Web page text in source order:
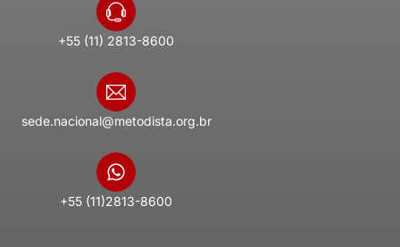
+55 (11) 2813-8600
sede.nacional@metodista.org.br
+55 (11)2813-8600